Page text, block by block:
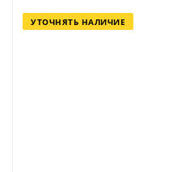
УТОЧНЯТЬ НАЛИЧИЕ